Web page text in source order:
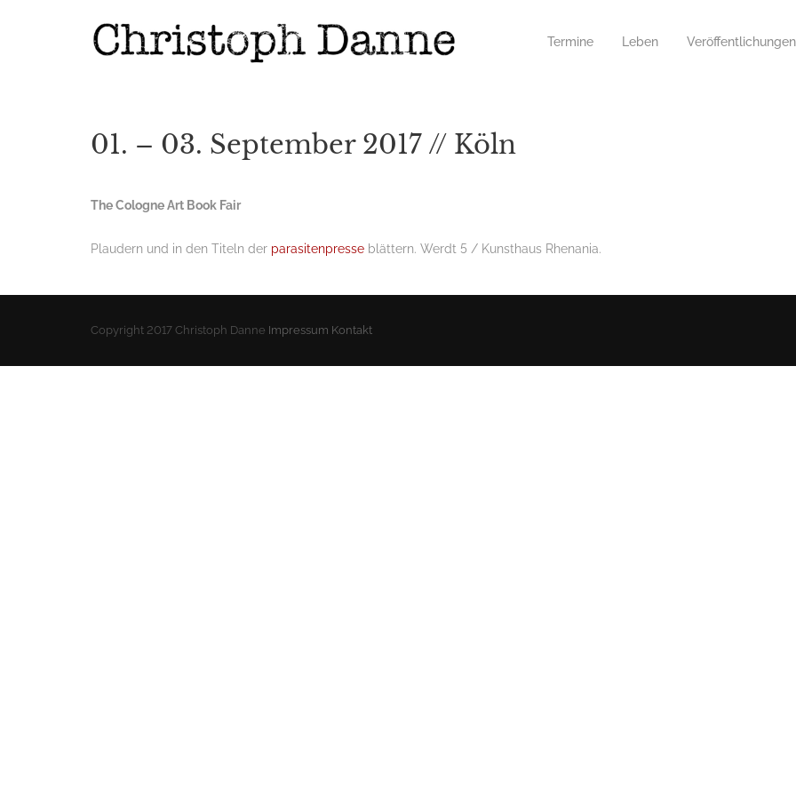
Termine Leben Veröffentlichungen
01. – 03. September 2017 // Köln
The Cologne Art Book Fair
Plaudern und in den Titeln der parasitenpresse blättern. Werdt 5 / Kunsthaus Rhenania.
Copyright 2017 Christoph Danne Impressum Kontakt